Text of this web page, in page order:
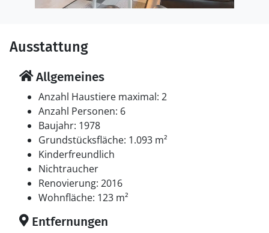
Ausstattung
Allgemeines
Anzahl Haustiere maximal: 2
Anzahl Personen: 6
Baujahr: 1978
Grundstücksfläche: 1.093 m²
Kinderfreundlich
Nichtraucher
Renovierung: 2016
Wohnfläche: 123 m²
Entfernungen